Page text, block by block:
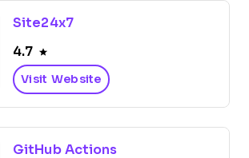
Site24x7
4.7
Visit Website
GitHub Actions